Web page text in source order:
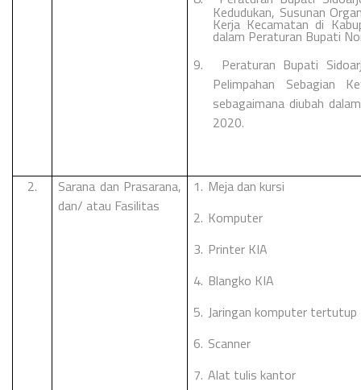
Kedudukan, Susunan
Kerja Kecamatan di
dalam Peraturan Bupati
9.
Peraturan Bupati
Pelimpahan Sebagian
sebagaimana diubah
2020.
2.
Sarana dan Prasarana,
dan/ atau Fasilitas
1. Meja dan kursi
2. Komputer
3. Printer KIA
4. Blangko KIA
5. Jaringan komputer tertutup
6. Scanner
7. Alat tulis kantor